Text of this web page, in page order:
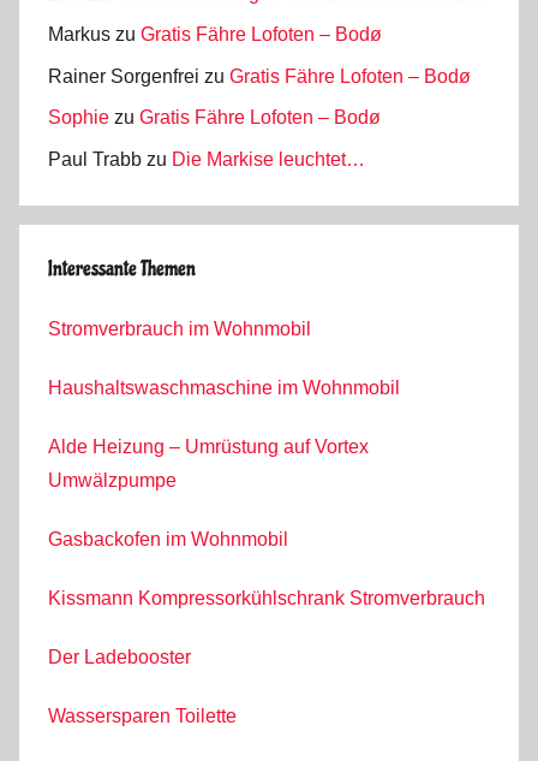
Markus zu Gratis Fähre Lofoten – Bodø
Rainer Sorgenfrei zu Gratis Fähre Lofoten – Bodø
Sophie zu Gratis Fähre Lofoten – Bodø
Paul Trabb zu Die Markise leuchtet…
Interessante Themen
Stromverbrauch im Wohnmobil
Haushaltswaschmaschine im Wohnmobil
Alde Heizung – Umrüstung auf Vortex
Umwälzpumpe
Gasbackofen im Wohnmobil
Kissmann Kompressorkühlschrank Stromverbrauch
Der Ladebooster
Wassersparen Toilette